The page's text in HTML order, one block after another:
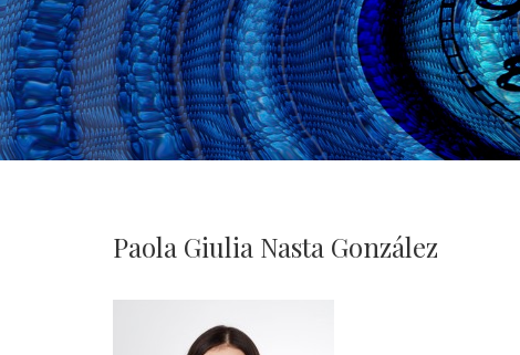
Paola Giulia Nasta González